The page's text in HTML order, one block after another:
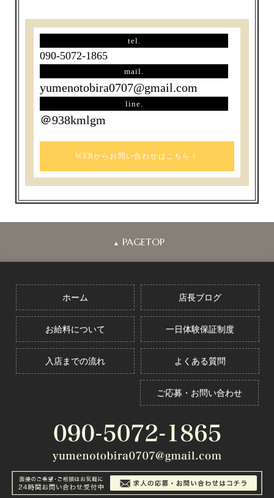
tel.
090-5072-1865
mail.
yumenotobira0707@gmail.com
line.
＠938kmlgm
WEBからお問い合わせはこちら！
▲ PAGETOP
ホーム 店長ブログ
お給料について 一日体験保証制度
入店までの流れ よくある質問
ご応募・お問い合わせ